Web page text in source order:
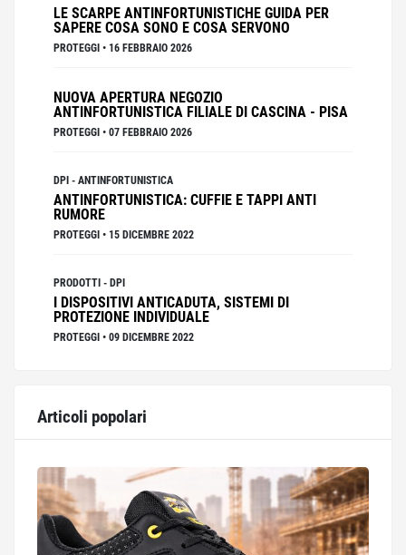
LE SCARPE ANTINFORTUNISTICHE GUIDA PER
SAPERE COSA SONO E COSA SERVONO
PROTEGGI • 16 FEBBRAIO 2026
NUOVA APERTURA NEGOZIO
ANTINFORTUNISTICA FILIALE DI CASCINA - PISA
PROTEGGI • 07 FEBBRAIO 2026
DPI -ANTINFORTUNISTICA
ANTINFORTUNISTICA: CUFFIE E TAPPI ANTI
RUMORE
PROTEGGI • 15 DICEMBRE 2022
PRODOTTI - DPI
I DISPOSITIVI ANTICADUTA, SISTEMI DI
PROTEZIONE INDIVIDUALE
PROTEGGI • 09 DICEMBRE 2022
Articoli popolari